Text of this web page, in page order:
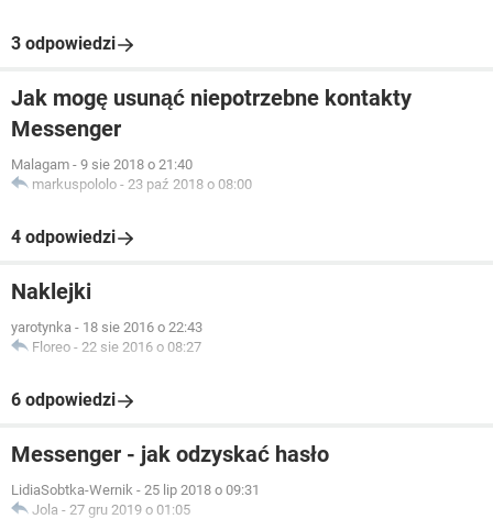
3 odpowiedzi
Jak mogę usunąć niepotrzebne kontakty
Messenger
Malagam - 9 sie 2018 o 21:40
markuspololo - 23 paź 2018 o 08:00
4 odpowiedzi
Naklejki
yarotynka - 18 sie 2016 o 22:43
Floreo - 22 sie 2016 o 08:27
6 odpowiedzi
Messenger - jak odzyskać hasło
LidiaSobtka-Wernik - 25 lip 2018 o 09:31
Jola - 27 gru 2019 o 01:05